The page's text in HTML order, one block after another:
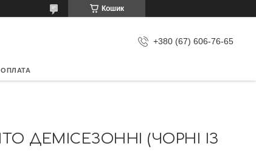
Кошик
+380 (67) 606-76-65
ОПЛАТА
ДЕМІСЕЗОННІ (ЧОРНІ ІЗ